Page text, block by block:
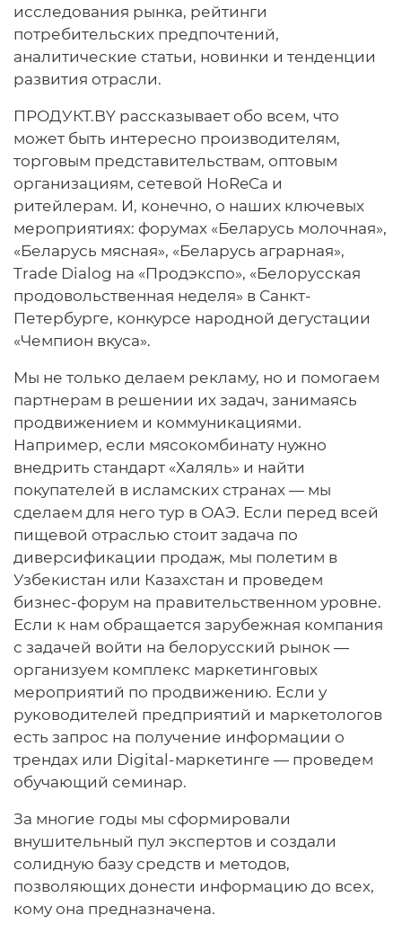
исследования рынка, рейтинги
потребительских предпочтений,
аналитические статьи, новинки и тенденции
развития отрасли.
ПРОДУКТ.BY рассказывает обо всем, что
может быть интересно производителям,
торговым представительствам, оптовым
организациям, сетевой HoReCa и
ритейлерам. И, конечно, о наших ключевых
мероприятиях: форумах «Беларусь молочная»,
«Беларусь мясная», «Беларусь аграрная»,
Trade Dialog на «Продэкспо», «Белорусская
продовольственная неделя» в Санкт-
Петербурге, конкурсе народной дегустации
«Чемпион вкуса».
Мы не только делаем рекламу, но и помогаем
партнерам в решении их задач, занимаясь
продвижением и коммуникациями.
Например, если мясокомбинату нужно
внедрить стандарт «Халяль» и найти
покупателей в исламских странах — мы
сделаем для него тур в ОАЭ. Если перед всей
пищевой отраслью стоит задача по
диверсификации продаж, мы полетим в
Узбекистан или Казахстан и проведем
бизнес-форум на правительственном уровне.
Если к нам обращается зарубежная компания
с задачей войти на белорусский рынок —
организуем комплекс маркетинговых
мероприятий по продвижению. Если у
руководителей предприятий и маркетологов
есть запрос на получение информации о
трендах или Digital-маркетинге — проведем
обучающий семинар.
За многие годы мы сформировали
внушительный пул экспертов и создали
солидную базу средств и методов,
позволяющих донести информацию до всех,
кому она предназначена.